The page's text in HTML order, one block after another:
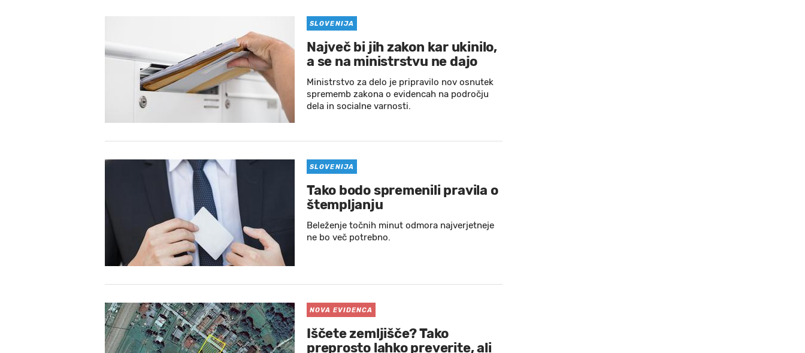
SLOVENIJA
Največ bi jih zakon kar ukinilo,
a se na ministrstvu ne dajo
Ministrstvo za delo je pripravilo nov osnutek
sprememb zakona o evidencah na področju
dela in socialne varnosti.
SLOVENIJA
Tako bodo spremenili pravila o
štempljanju
Beleženje točnih minut odmora najverjetneje
ne bo več potrebno.
NOVA EVIDENCA
Iščete zemljišče? Tako
preprosto lahko preverite, ali